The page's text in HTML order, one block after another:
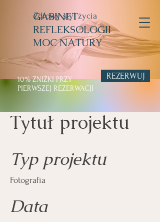
Zdrowy styl życia
GABINET
REFLEKSOLOGII
MOC NATURY
10% ZNIŹKI PRZY
PIERWSZEJ REZERWACJI
REZERWUJ
Tytuł projektu
Typ projektu
Fotografia
Data